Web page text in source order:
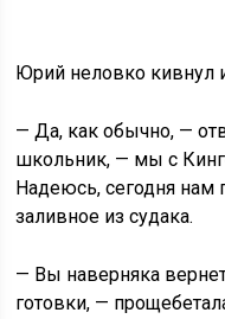
Юрий неловко кивнул
— Да, как обычно, —
школьник, — мы с
Надеюсь, сегодня нам
заливное из судака.
— Вы наверняка
готовки, —